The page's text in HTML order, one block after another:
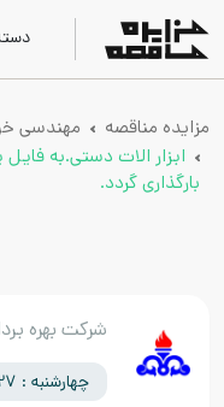
مزایده مناقصه
مهندسی
ابزار الات دستی.به
بارگذاری گردد.
شرکت بهره
چهارشنبه : 1405/03/27